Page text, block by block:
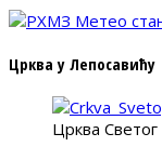
Црква у Лепосавићу
Црква